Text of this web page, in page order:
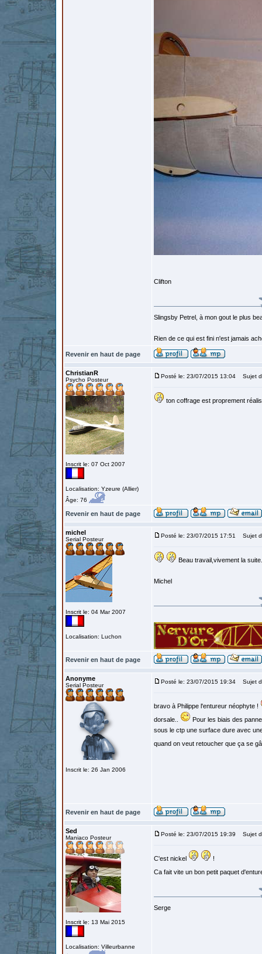
Clifton
Slingsby Petrel, à mon gout le plus
Rien de ce qui est fini n'est jamais
Revenir en haut de page
ChristianR
Psycho Posteur
Inscrit le: 07 Oct 2007
Localisation: Yzeure (Allier)
Âge: 76
Posté le: 23/07/2015 13:04 Sujet
ton coffrage est proprement
Revenir en haut de page
michel
Serial Posteur
Inscrit le: 04 Mar 2007
Localisation: Luchon
Posté le: 23/07/2015 17:51 Sujet
Beau travail,vivement la suite.
Michel
Revenir en haut de page
Anonyme
Serial Posteur
Inscrit le: 26 Jan 2006
Posté le: 23/07/2015 19:34 Sujet
bravo à Philippe l'entureur néophyte !
dorsale..
Pour les biais des
sous le ctp une surface dure avec
quand on veut retoucher que ça se
Revenir en haut de page
Sed
Maniaco Posteur
Inscrit le: 13 Mai 2015
Localisation: Villeurbanne
Posté le: 23/07/2015 19:39 Sujet
C'est nickel
!
Ca fait vite un bon petit paquet
Serge